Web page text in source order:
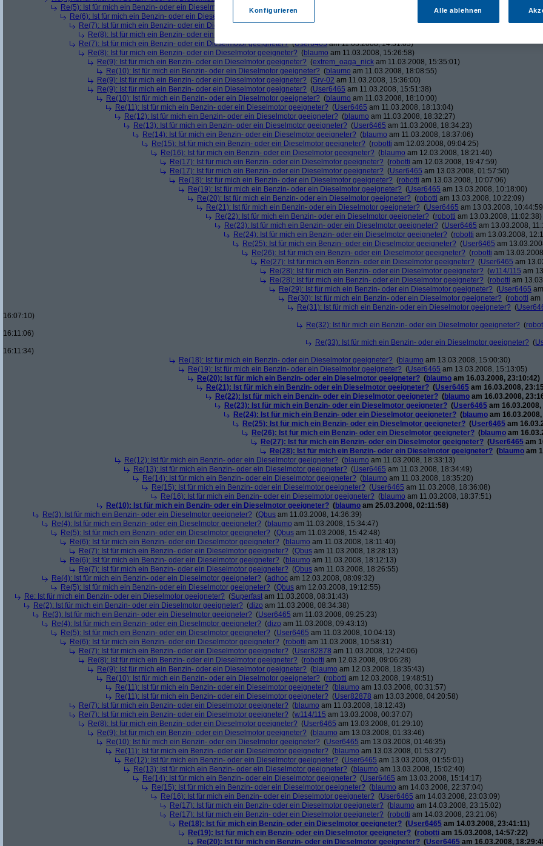
Re(5): Ist für mich ein Benzin- oder ein Dieselmotor geeigneter?(User6465
Re(6): Ist für mich ein Benzin- oder ein Dieselmotor geeigneter?
Re(7): Ist für mich ein Benzin- oder ein Dieselmotor geeigneter?(Srv-02
Re(8): Ist für mich ein Benzin- oder ein Dieselmotor geeigneter?
Re(7): Ist für mich ein Benzin- oder ein Dieselmotor geeigneter?(User6465am 11.03.2008, 14:31:03)
Re(8): Ist für mich ein Benzin- oder ein Dieselmotor geeigneter? (blaumo am 11.03.2008, 15:26:58)
Re(9): Ist für mich ein Benzin- oder ein Dieselmotor geeigneter? (extrem_oaga_nick am 11.03.2008, 15:35:01)
Re(10): Ist für mich ein Benzin- oder ein Dieselmotor geeigneter? (blaumo am 11.03.2008, 18:08:55)
Re(9): Ist für mich ein Benzin- oder ein Dieselmotor geeigneter? (Srv-02 am 11.03.2008, 15:36:00)
Re(9): Ist für mich ein Benzin- oder ein Dieselmotor geeigneter? (User6465 am 11.03.2008, 15:51:38)
Re(10): Ist für mich ein Benzin- oder ein Dieselmotor geeigneter? (blaumo am 11.03.2008, 18:10:00)
Re(11): Ist für mich ein Benzin- oder ein Dieselmotor geeigneter? (User6465 am 11.03.2008, 18:13:04)
Re(12): Ist für mich ein Benzin- oder ein Dieselmotor geeigneter? (blaumo am 11.03.2008, 18:32:27)
Re(13): Ist für mich ein Benzin- oder ein Dieselmotor geeigneter? (User6465 am 11.03.2008, 18:34:23)
Re(14): Ist für mich ein Benzin- oder ein Dieselmotor geeigneter? (blaumo am 11.03.2008, 18:37:06)
Re(15): Ist für mich ein Benzin- oder ein Dieselmotor geeigneter? (robotti am 12.03.2008, 09:04:25)
Re(16): Ist für mich ein Benzin- oder ein Dieselmotor geeigneter? (blaumo am 12.03.2008, 18:21:40)
Re(17): Ist für mich ein Benzin- oder ein Dieselmotor geeigneter? (robotti am 12.03.2008, 19:47:59)
Re(17): Ist für mich ein Benzin- oder ein Dieselmotor geeigneter? (User6465 am 13.03.2008, 01:57:50)
Re(18): Ist für mich ein Benzin- oder ein Dieselmotor geeigneter? (robotti am 13.03.2008, 10:07:06)
Re(19): Ist für mich ein Benzin- oder ein Dieselmotor geeigneter? (User6465 am 13.03.2008, 10:18:00)
Re(20): Ist für mich ein Benzin- oder ein Dieselmotor geeigneter? (robotti am 13.03.2008, 10:22:09)
Re(21): Ist für mich ein Benzin- oder ein Dieselmotor geeigneter? (User6465 am 13.03.2008,
Re(22): Ist für mich ein Benzin- oder ein Dieselmotor geeigneter? (robotti am 13.03.2008, 11:02:38)
Re(23): Ist für mich ein Benzin- oder ein Dieselmotor geeigneter? (User6465 am 13.03.2008,
Re(24): Ist für mich ein Benzin- oder ein Dieselmotor geeigneter? (robotti am 13.03.2008,
Re(25): Ist für mich ein Benzin- oder ein Dieselmotor geeigneter? (User6465 am
Re(26): Ist für mich ein Benzin- oder ein Dieselmotor geeigneter? (robotti am
Re(27): Ist für mich ein Benzin- oder ein Dieselmotor geeigneter? (User6465 am
Re(28): Ist für mich ein Benzin- oder ein Dieselmotor geeigneter? (w114/115 am
Re(28): Ist für mich ein Benzin- oder ein Dieselmotor geeigneter? (robotti am
Re(29): Ist für mich ein Benzin- oder ein Dieselmotor geeigneter? (User6465
Re(30): Ist für mich ein Benzin- oder ein Dieselmotor geeigneter? (robotti am
Re(31): Ist für mich ein Benzin- oder ein Dieselmotor geeigneter? (
16:07:10)
Re(32): Ist für mich ein Benzin- oder ein Dieselmotor geeigneter? (
16:11:06)
Re(33): Ist für mich ein Benzin- oder ein Dieselmotor geeigneter? (
16:11:34)
Re(18): Ist für mich ein Benzin- oder ein Dieselmotor geeigneter? (blaumo am 13.03.2008, 15:00:30)
Re(19): Ist für mich ein Benzin- oder ein Dieselmotor geeigneter? (User6465 am 13.03.2008, 15:13:05)
Re(20): Ist für mich ein Benzin- oder ein Dieselmotor geeigneter? (blaumo am 16.03.2008, 23:10:42)
Re(21): Ist für mich ein Benzin- oder ein Dieselmotor geeigneter? (User6465 am 16.03.2008,
Re(22): Ist für mich ein Benzin- oder ein Dieselmotor geeigneter? (blaumo am 16.03.2008,
Re(23): Ist für mich ein Benzin- oder ein Dieselmotor geeigneter? (User6465 am
Re(24): Ist für mich ein Benzin- oder ein Dieselmotor geeigneter? (blaumo am
Re(25): Ist für mich ein Benzin- oder ein Dieselmotor geeigneter? (User6465 am
Re(26): Ist für mich ein Benzin- oder ein Dieselmotor geeigneter? (blaumo am
Re(27): Ist für mich ein Benzin- oder ein Dieselmotor geeigneter? (User6465 am
Re(28): Ist für mich ein Benzin- oder ein Dieselmotor geeigneter? (blaumo am
Re(12): Ist für mich ein Benzin- oder ein Dieselmotor geeigneter? (blaumo am 11.03.2008, 18:33:13)
Re(13): Ist für mich ein Benzin- oder ein Dieselmotor geeigneter? (User6465 am 11.03.2008, 18:34:49)
Re(14): Ist für mich ein Benzin- oder ein Dieselmotor geeigneter? (blaumo am 11.03.2008, 18:35:20)
Re(15): Ist für mich ein Benzin- oder ein Dieselmotor geeigneter? (User6465 am 11.03.2008, 18:36:08)
Re(16): Ist für mich ein Benzin- oder ein Dieselmotor geeigneter? (blaumo am 11.03.2008, 18:37:51)
Re(10): Ist für mich ein Benzin- oder ein Dieselmotor geeigneter? (blaumo am 25.03.2008, 02:11:58)
Re(3): Ist für mich ein Benzin- oder ein Dieselmotor geeigneter? (Qbus am 11.03.2008, 14:36:39)
Re(4): Ist für mich ein Benzin- oder ein Dieselmotor geeigneter? (blaumo am 11.03.2008, 15:34:47)
Re(5): Ist für mich ein Benzin- oder ein Dieselmotor geeigneter? (Qbus am 11.03.2008, 15:42:48)
Re(6): Ist für mich ein Benzin- oder ein Dieselmotor geeigneter? (blaumo am 11.03.2008, 18:11:40)
Re(7): Ist für mich ein Benzin- oder ein Dieselmotor geeigneter? (Qbus am 11.03.2008, 18:28:13)
Re(6): Ist für mich ein Benzin- oder ein Dieselmotor geeigneter? (blaumo am 11.03.2008, 18:12:13)
Re(7): Ist für mich ein Benzin- oder ein Dieselmotor geeigneter? (Qbus am 11.03.2008, 18:26:55)
Re(4): Ist für mich ein Benzin- oder ein Dieselmotor geeigneter? (adhoc am 12.03.2008, 08:09:32)
Re(5): Ist für mich ein Benzin- oder ein Dieselmotor geeigneter? (Qbus am 12.03.2008, 19:12:55)
Re: Ist für mich ein Benzin- oder ein Dieselmotor geeigneter? (Superfast am 11.03.2008, 08:31:43)
Re(2): Ist für mich ein Benzin- oder ein Dieselmotor geeigneter? (dizo am 11.03.2008, 08:34:38)
Re(3): Ist für mich ein Benzin- oder ein Dieselmotor geeigneter? (User6465 am 11.03.2008, 09:25:23)
Re(4): Ist für mich ein Benzin- oder ein Dieselmotor geeigneter? (dizo am 11.03.2008, 09:43:13)
Re(5): Ist für mich ein Benzin- oder ein Dieselmotor geeigneter? (User6465 am 11.03.2008, 10:04:13)
Re(6): Ist für mich ein Benzin- oder ein Dieselmotor geeigneter? (robotti am 11.03.2008, 10:58:31)
Re(7): Ist für mich ein Benzin- oder ein Dieselmotor geeigneter? (User82878 am 11.03.2008, 12:24:06)
Re(8): Ist für mich ein Benzin- oder ein Dieselmotor geeigneter? (robotti am 12.03.2008, 09:06:28)
Re(9): Ist für mich ein Benzin- oder ein Dieselmotor geeigneter? (blaumo am 12.03.2008, 18:35:43)
Re(10): Ist für mich ein Benzin- oder ein Dieselmotor geeigneter? (robotti am 12.03.2008, 19:48:51)
Re(11): Ist für mich ein Benzin- oder ein Dieselmotor geeigneter? (blaumo am 13.03.2008, 00:31:57)
Re(11): Ist für mich ein Benzin- oder ein Dieselmotor geeigneter? (User82878 am 13.03.2008, 04:20:58)
Re(7): Ist für mich ein Benzin- oder ein Dieselmotor geeigneter? (blaumo am 11.03.2008, 18:12:43)
Re(7): Ist für mich ein Benzin- oder ein Dieselmotor geeigneter? (w114/115 am 13.03.2008, 00:37:07)
Re(8): Ist für mich ein Benzin- oder ein Dieselmotor geeigneter? (User6465 am 13.03.2008, 01:29:10)
Re(9): Ist für mich ein Benzin- oder ein Dieselmotor geeigneter? (blaumo am 13.03.2008, 01:33:46)
Re(10): Ist für mich ein Benzin- oder ein Dieselmotor geeigneter? (User6465 am 13.03.2008, 01:46:35)
Re(11): Ist für mich ein Benzin- oder ein Dieselmotor geeigneter? (blaumo am 13.03.2008, 01:53:27)
Re(12): Ist für mich ein Benzin- oder ein Dieselmotor geeigneter? (User6465 am 13.03.2008, 01:55:01)
Re(13): Ist für mich ein Benzin- oder ein Dieselmotor geeigneter? (blaumo am 13.03.2008, 15:02:40)
Re(14): Ist für mich ein Benzin- oder ein Dieselmotor geeigneter? (User6465 am 13.03.2008, 15:14:17)
Re(15): Ist für mich ein Benzin- oder ein Dieselmotor geeigneter? (blaumo am 14.03.2008, 22:37:04)
Re(16): Ist für mich ein Benzin- oder ein Dieselmotor geeigneter? (User6465 am 14.03.2008, 23:03:09)
Re(17): Ist für mich ein Benzin- oder ein Dieselmotor geeigneter? (blaumo am 14.03.2008, 23:15:02)
Re(17): Ist für mich ein Benzin- oder ein Dieselmotor geeigneter? (robotti am 14.03.2008, 23:21:06)
Re(18): Ist für mich ein Benzin- oder ein Dieselmotor geeigneter? (User6465 am 14.03.2008, 23:41:11)
Re(19): Ist für mich ein Benzin- oder ein Dieselmotor geeigneter? (robotti am 15.03.2008, 14:57:22)
Re(20): Ist für mich ein Benzin- oder ein Dieselmotor geeigneter? (User6465 am 16.03.2008,
Konfigurieren Alle ablehnen